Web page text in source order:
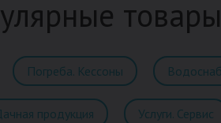
товары
Погреба. Кессоны
продукция Услуги. Сервис